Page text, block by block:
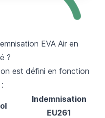
EVA Air en
?
est défini en fonction
Indemnisation
EU261